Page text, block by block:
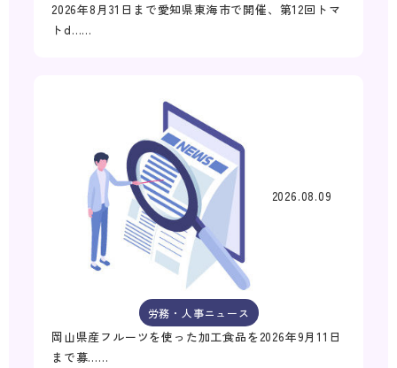
2026年8月31日まで愛知県東海市で開催、第12回トマ
トd……
2026.08.09
労務・人事ニュース
岡山県産フルーツを使った加工食品を2026年9月11日
まで募……